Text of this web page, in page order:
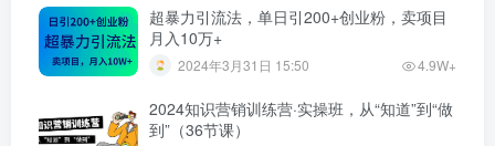
超暴力引流法，单日引200+创业粉，卖项目
月入10万+
2024年3月31日 15:50 4.9W+
2024知识营销训练营·实操班，从“知道”到“做
到”（36节课）